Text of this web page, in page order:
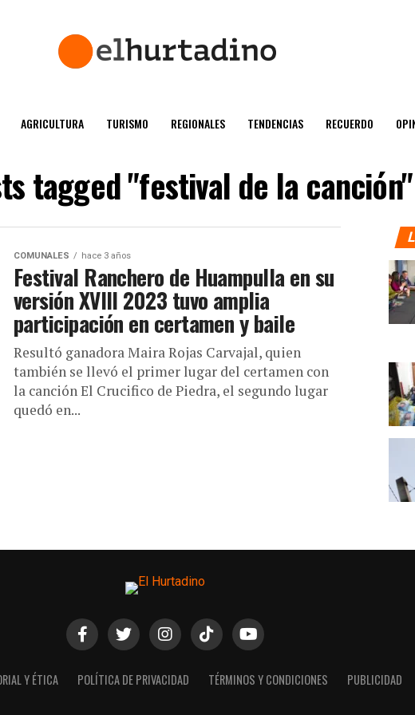
AGRICULTURA TURISMO REGIONALES TENDENCIAS RECUERDO
tagged "festival de la canción"
COMUNALES hace 3 años
Festival Ranchero de Huampulla en su
versión XVIII 2023 tuvo amplia
participación en certamen y baile
Resultó ganadora Maira Rojas Carvajal, quien
también se llevó el primer lugar del certamen con
la canción El Crucifico de Piedra, el segundo lugar
quedó en...
Y ÉTICA POLÍTICA DE PRIVACIDAD TÉRMINOS Y CONDICIONES PUBLICIDAD